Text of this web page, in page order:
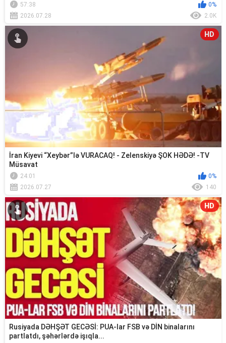
57:38
0%
2026.07.28
2.0K
HD
İran Kiyevi “Xeybər”lə VURACAQ! - Zelenskiyə ŞOK HƏDƏ! -TV
Müsavat
24:01
0%
2026.07.27
140
HD
Rusiyada DƏHŞƏT GECƏSİ: PUA-lar FSB və DİN binalarını
partlatdı, şəhərlərdə işıqla...